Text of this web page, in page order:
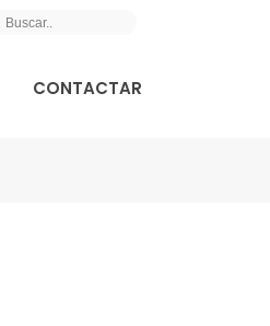
CONTACTAR